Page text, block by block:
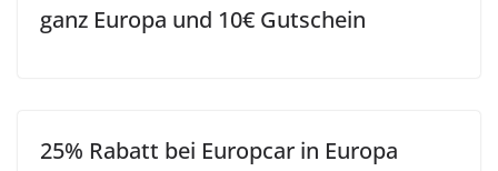
ganz Europa und 10€ Gutschein
25% Rabatt bei Europcar in Europa